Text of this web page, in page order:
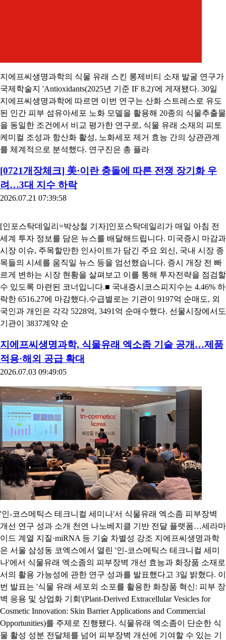
지에프씨생명과학의 식물 유래 스킨 롱제비티 소재 발굴 연구가
국제학술지 'Antioxidants(2025년 기준 IF 8.2)'에 게재됐다. 30일
지에프씨생명과학에 따르면 이번 연구는 산화 스트레스로 유도
된 인간 피부 섬유아세포 노화 모델을 활용해 20종의 식물추출물
을 동일한 조건에서 비교 평가한 연구로, 식물 유래 소재의 피토
케미컬 조성과 항산화 활성, 노화세포 제거 효능 간의 상관관계
를 체계적으로 분석했다. 연구진은 총 플라
[0721개장체크] 美·이란 충돌에 따른 전쟁 장기화 우
려…3대 지수 하락
2026.07.21 07:39:58
[인포스탁데일리=박상철 기자]인포스탁데일리가 매일 아침 전
세계 투자 정보를 담은 뉴스를 배달해드립니다. 미국증시 마감과
시장 이슈, 주목할만한 인사이트가 담긴 주요 외신, 국내 시장 종
목들의 시세를 움직일 뉴스 등을 엄선했습니다. 증시 개장 전 빠
르게 변하는 시장 현황을 살펴보고 이를 통해 투자전략을 점검할
수 있도록 마련된 코너입니다.■ 국내증시코스피지수는 4.46% 하
락한 6516.27에 마감했다.수급별로는 기관이 9197억 순매도, 외
국인과 개인은 각각 5228억, 3491억 순매수했다. 선물시장에서도
기관이 3837계약 순
지에프씨생명과학, 식물유래 엑소좀 기술 공개…제품
적용·해외 공급 확대
2026.07.03 09:49:05
'인-코스메틱스 테크니컬 세미나'서 식물유래 엑소좀 피부장벽
개선 연구 성과 소개 천연 나노베지클 기반 전달 플랫폼…세라마
이드 계열 지질·miRNA 등 기술 차별성 강조 지에프씨생명과학
은 서울 삼성동 코엑스에서 열린 '인-코스메틱스 테크니컬 세미
나'에서 식물유래 엑소좀의 피부장벽 개선 효능과 화장품 소재로
서의 활용 가능성에 관한 연구 성과를 발표했다고 3일 밝혔다. 이
번 발표는 '식물 유래 세포외 소포를 활용한 화장품 혁신: 피부 장
벽 응용 및 상업화 기회'(Plant-Derived Extracellular Vesicles for
Cosmetic Innovation: Skin Barrier Applications and Commercial
Opportunities)를 주제로 진행됐다. 식물유래 엑소좀이 단순한 식
물 활성 성분 전달체를 넘어 피부장벽 개선에 기여할 수 있는 기